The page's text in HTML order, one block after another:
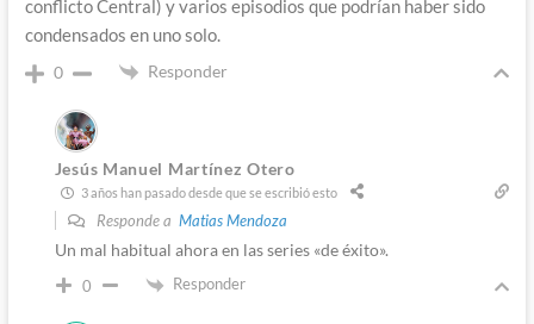
conflicto Central) y varios episodios que podrían haber sido
condensados en uno solo.
0 Responder
Jesús Manuel Martínez Otero
3 años han pasado desde que se escribió esto
Responde a Matias Mendoza
Un mal habitual ahora en las series «de éxito».
0 Responder